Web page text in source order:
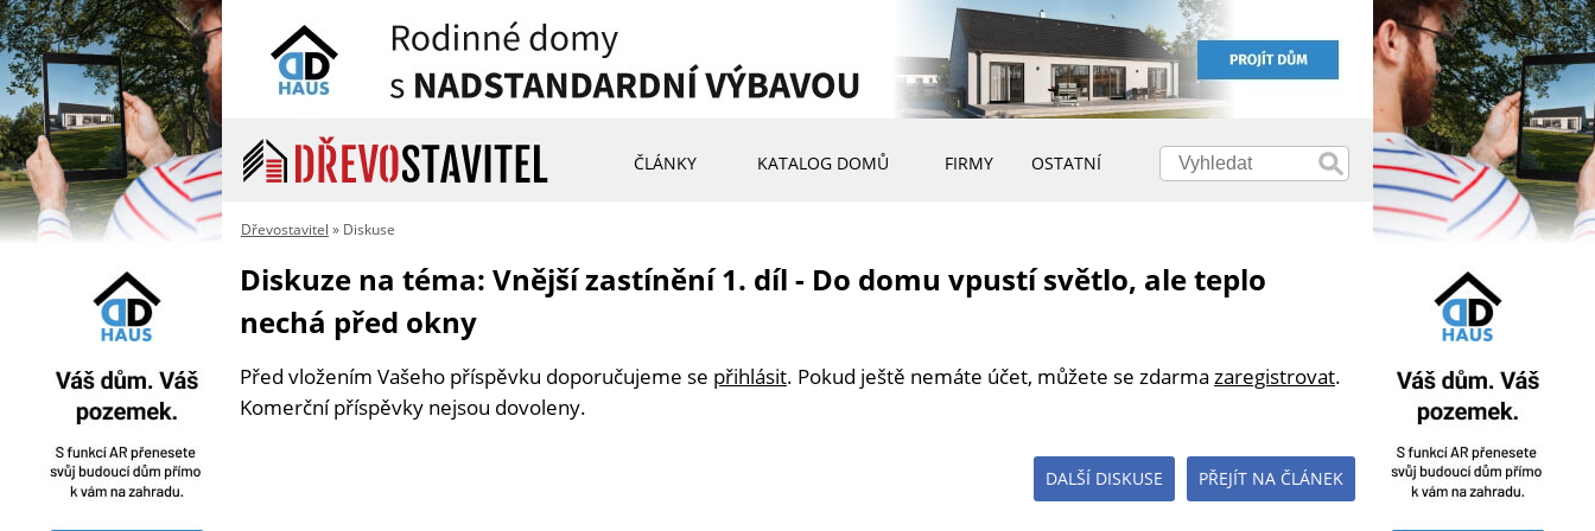
ČLÁNKY KATALOG DOMŮ FIRMY OSTATNÍ
Dřevostavitel » Diskuse
Diskuze na téma: Vnější zastínění 1. díl - Do domu vpustí světlo, ale teplo
nechá před okny
Před vložením Vašeho příspěvku doporučujeme se přihlásit. Pokud ještě nemáte účet, můžete se zdarma zaregistrovat.
Komerční příspěvky nejsou dovoleny.
PŘEJÍT NA ČLÁNEK
DALŠÍ DISKUSE